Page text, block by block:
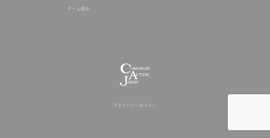
チーム紹介
プライバシーポリシー